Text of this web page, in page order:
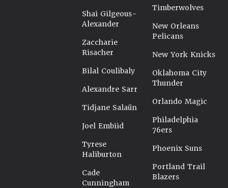
Shai Gilgeous-
Alexander
Zaccharie
Risacher
Bilal Coulibaly
Alexandre Sarr
Tidjane Salaün
Joel Embiid
Tyrese
Haliburton
Cade
Cunningham
Timberwolves
New Orleans
Pelicans
New York Knicks
Oklahoma City
Thunder
Orlando Magic
Philadelphia
76ers
Phoenix Suns
Portland Trail
Blazers